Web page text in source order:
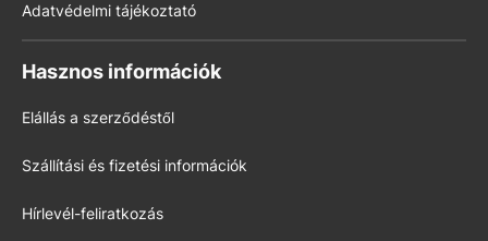
Adatvédelmi tájékoztató
Hasznos információk
Elállás a szerződéstől
Szállítási és fizetési információk
Hírlevél-feliratkozás